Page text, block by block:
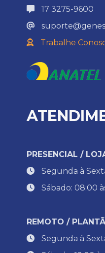
17 3275-9600
Trabalhe
PRESENCIAL /
Segunda à
Sábado: 08:00
REMOTO /
Segunda à